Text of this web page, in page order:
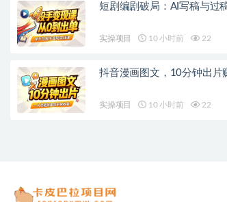
短剧编剧破局：AI写稿与过
实操项目 10 小时前 22
抖音漫画图文，10分钟出片
实操项目 10 小时前 22